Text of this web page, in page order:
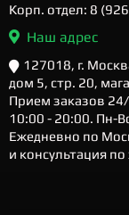
Корп. отдел: 8
Наш адрес
127018, г.
дом 5, стр. 20,
Прием заказов
10:00 - 20:00. Пн-
Ежедневно по
и консультация